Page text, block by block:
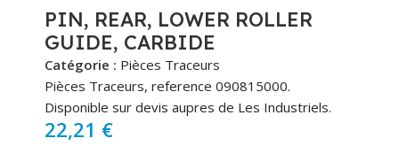
PIN, REAR, LOWER ROLLER
GUIDE, CARBIDE
Catégorie : Pièces Traceurs
Pièces Traceurs, reference 090815000.
Disponible sur devis aupres de Les Industriels.
22,21 €